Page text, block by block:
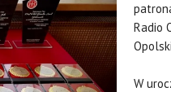
Radio
W